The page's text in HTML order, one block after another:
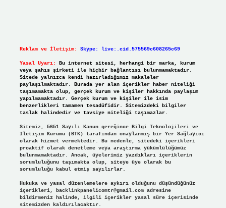
Reklam ve İletişim: Skype: live:.cid.575569c608265c69
Yasal Uyarı:
Bu internet sitesi, herhangi bir marka, kurum
veya şahıs şirketi ile hiçbir bağlantısı bulunmamaktadır.
Sitede yalnızca kendi hazırladığımız makaleler
paylaşılmaktadır. Burada yer alan içerikler haber niteliği
taşımamakta olup, gerçek kurum ve kişiler hakkında paylaşım
yapılmamaktadır. Gerçek kurum ve kişiler ile isim
benzerlikleri tamamen tesadüfidir. Sitemizdeki bilgiler
taslak halindedir ve tavsiye niteliği taşımazlar.
Sitemiz, 5651 Sayılı Kanun gereğince Bilgi Teknolojileri ve
İletişim Kurumu (BTK) tarafından onaylanmış bir Yer Sağlayıcı
olarak hizmet vermektedir. Bu nedenle, sitedeki içerikleri
proaktif olarak denetleme veya araştırma yükümlülüğümüz
bulunmamaktadır. Ancak, üyelerimiz yazdıkları içeriklerin
sorumluluğunu taşımakta olup, siteye üye olarak bu
sorumluluğu kabul etmiş sayılırlar.
Hukuka ve yasal düzenlemelere aykırı olduğunu düşündüğünüz
içerikleri, backlinkpanelicomtr@gmail.comadresine
bildirmeniz halinde, ilgili içerikler yasal süre içerisinde
sitemizden kaldırılacaktır.